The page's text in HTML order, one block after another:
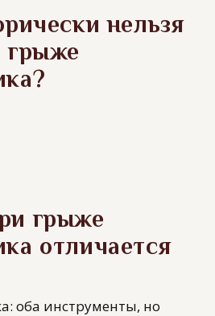
нельзя
грыже
грыже
отличается
оба инструменты, но